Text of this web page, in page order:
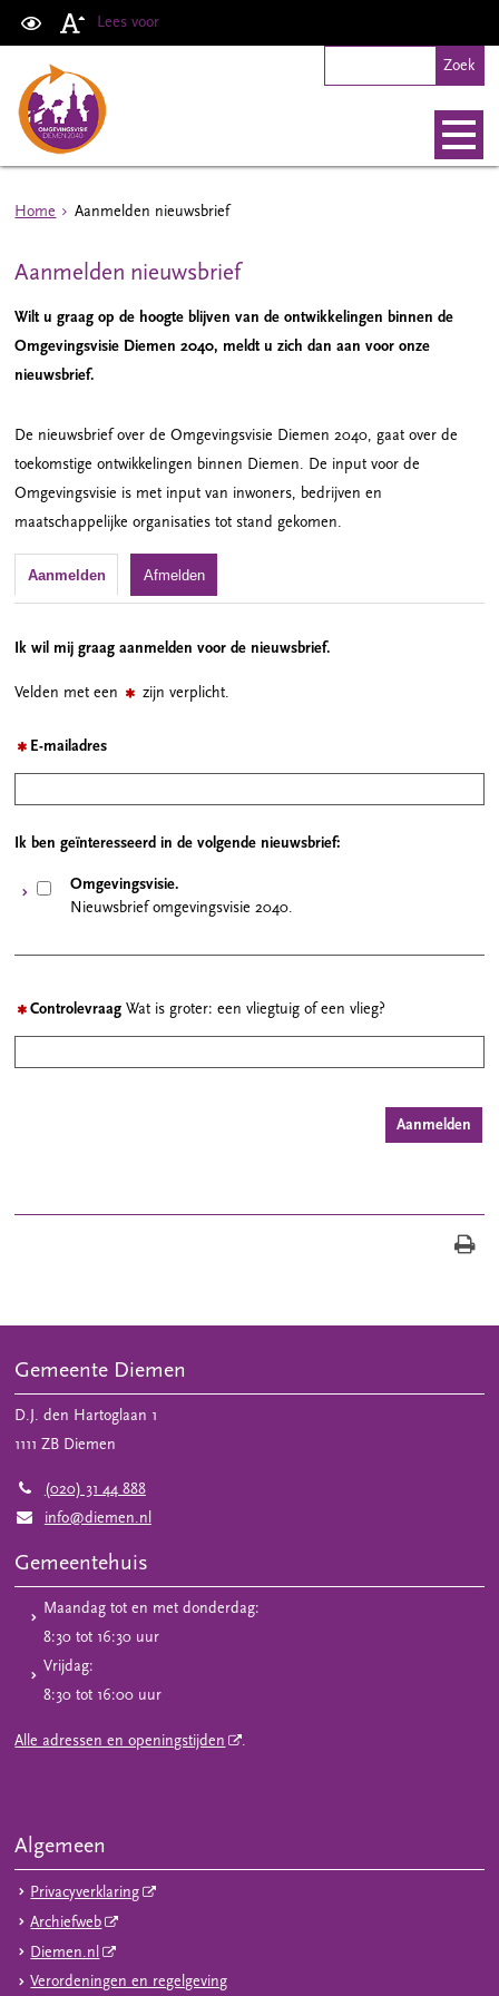
Lees voor
Home Aanmelden nieuwsbrief
Aanmelden nieuwsbrief
Wilt u graag op de hoogte blijven van de ontwikkelingen binnen de
Omgevingsvisie Diemen 2040, meldt u zich dan aan voor onze
nieuwsbrief.
De nieuwsbrief over de Omgevingsvisie Diemen 2040, gaat over de
toekomstige ontwikkelingen binnen Diemen. De input voor de
Omgevingsvisie is met input van inwoners, bedrijven en
maatschappelijke organisaties tot stand gekomen.
Aanmelden Afmelden
Ik wil mij graag aanmelden voor de nieuwsbrief.
Velden met een zijn verplicht.
E-mailadres
Ik ben geïnteresseerd in de volgende nieuwsbrief:
Omgevingsvisie.
Nieuwsbrief omgevingsvisie 2040.
Controlevraag Wat is groter: een vliegtuig of een vlieg?
Gemeente Diemen
D.J. den Hartoglaan 1
1111 ZB Diemen
(020) 31 44 888
info@diemen.nl
Gemeentehuis
Maandag tot en met donderdag:
8:30 tot 16:30 uur
Vrijdag:
8:30 tot 16:00 uur
Alle adressen en openingstijden .
Algemeen
Privacyverklaring
Archiefweb
Diemen.nl
Verordeningen en regelgeving